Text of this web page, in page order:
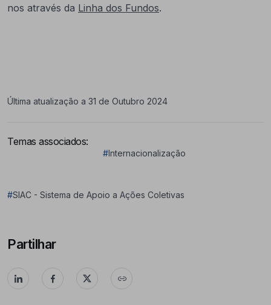
nos através da Linha dos Fundos.
Última atualização a 31 de Outubro 2024
Temas associados:
#Internacionalização
#SIAC - Sistema de Apoio a Ações Coletivas
Partilhar